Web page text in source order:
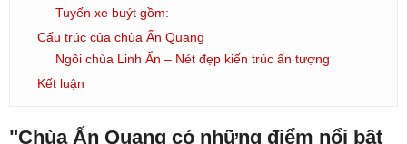
Tuyến xe buýt gồm:
Cấu trúc của chùa Ấn Quang
Ngôi chùa Linh Ẩn – Nét đẹp kiến trúc ấn tượng
Kết luận
"Chùa Ấn Quang có những điểm nổi bật